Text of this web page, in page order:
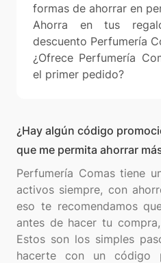
formas de ahorrar en
Ahorra en tus
descuento Perfumería
¿Ofrece Perfumería
el primer pedido?
¿Hay algún código
que me permita ahorrar
Perfumería Comas tiene
activos siempre, con
eso te recomendamos
antes de hacer tu
Estos son los simples
hacerte con un código